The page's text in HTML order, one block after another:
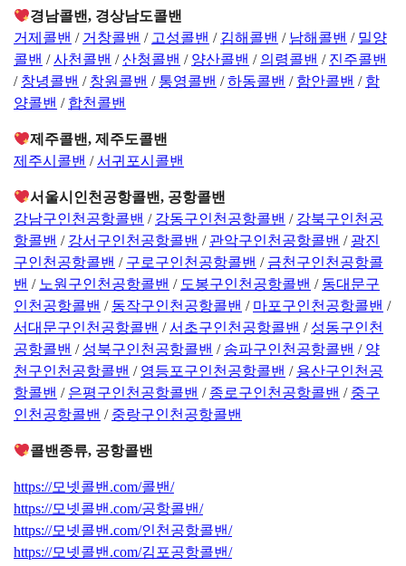
경남콜밴, 경상남도콜밴
거제콜밴 / 거창콜밴 / 고성콜밴 / 김해콜밴 / 남해콜밴 / 밀양
콜밴 /사천콜밴 /산청콜밴 / 양산콜밴 / 의령콜밴 / 진주콜밴
/ 창녕콜밴 / 창원콜밴 / 통영콜밴 /하동콜밴 / 함안콜밴 / 함
양콜밴 / 합천콜밴
제주콜밴, 제주도콜밴
제주시콜밴 /서귀포시콜밴
서울시인천공항콜밴, 공항콜밴
강남구인천공항콜밴 / 강동구인천공항콜밴 / 강북구인천공
항콜밴 / 강서구인천공항콜밴 / 관악구인천공항콜밴 / 광진
구인천공항콜밴 / 구로구인천공항콜밴 / 금천구인천공항콜
밴 / 노원구인천공항콜밴 / 도봉구인천공항콜밴 / 동대문구
인천공항콜밴 / 동작구인천공항콜밴 / 마포구인천공항콜밴 /
서대문구인천공항콜밴 /서초구인천공항콜밴 / 성동구인천
공항콜밴 / 성북구인천공항콜밴 / 송파구인천공항콜밴 / 양
천구인천공항콜밴 / 영등포구인천공항콜밴 / 용산구인천공
항콜밴 / 은평구인천공항콜밴 / 종로구인천공항콜밴 / 중구
인천공항콜밴 / 중랑구인천공항콜밴
콜밴종류, 공항콜밴
https://모넷콜밴.com/콜밴/
https://모넷콜밴.com/공항콜밴/
https://모넷콜밴.com/인천공항콜밴/
https://모넷콜밴.com/김포공항콜밴/